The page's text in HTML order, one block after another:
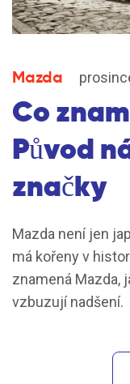
Mazda
Co
Původ
značky
Mazda není jen
má kořeny v
znamená Mazda,
vzbuzují nadšení.